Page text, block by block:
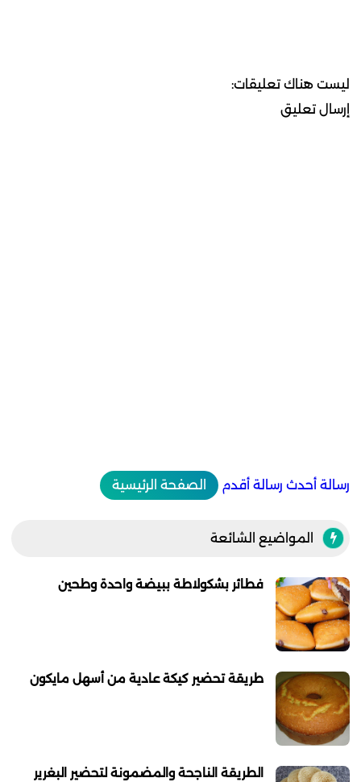
ليست هناك تعليقات:
إرسال تعليق
رسالة أحدث رسالة أقدم الصفحة الرئيسية
المواضيع الشائعة
فطائر بشكولاطة ببيضة واحدة وطحين
طريقة تحضير كيكة عادية من أسهل مايكون
الطريقة الناجحة والمضمونة لتحضير البغرير